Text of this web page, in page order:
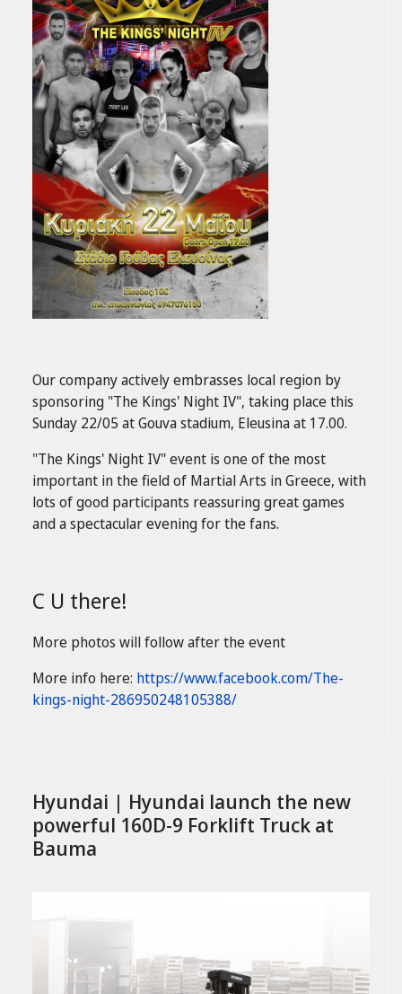
Our company actively embrasses local region by
sponsoring "The Kings' Night IV", taking place this
Sunday 22/05 at Gouva stadium, Eleusina at 17.00.
"The Kings' Night IV" event is one of the most
important in the field of Martial Arts in Greece, with
lots of good participants reassuring great games
and a spectacular evening for the fans.
C U there!
More photos will follow after the event
More info here: https://www.facebook.com/The-
kings-night-286950248105388/
Hyundai | Hyundai launch the new
powerful 160D-9 Forklift Truck at
Bauma